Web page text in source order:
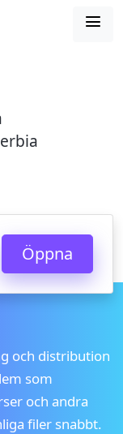

Öppna
och distribution
som
och andra
filer snabbt.